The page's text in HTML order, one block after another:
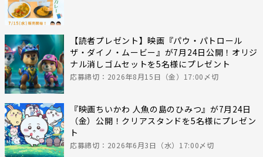
【読者プレゼント】映画『パウ・パトロール
ザ・ダイノ・ムービー』が7月24日公開！オリジ
ナル消しゴムセットを5名様にプレゼント
応募締切：2026年8月15日（金）17:00〆切
『映画ちいかわ 人魚の島のひみつ』が7月24日
（金）公開！クリアスタンドを5名様にプレゼン
ト
応募締切：2026年6月3日（水）17:00〆切